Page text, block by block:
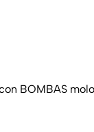
BOMBAS